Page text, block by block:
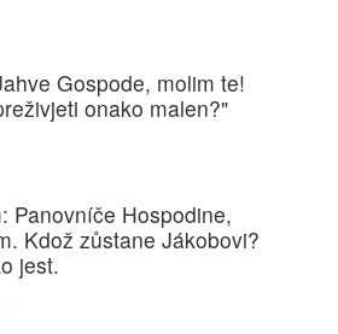
Gospode, molim te!
onako malen?"
Panovníče Hospodine,
Kdož zůstane Jákobovi?
jest.